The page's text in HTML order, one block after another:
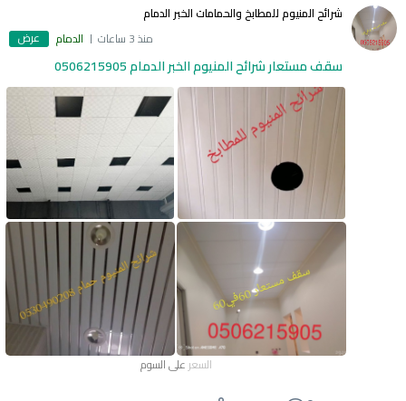
شرائح المنيوم للمطابخ والحمامات الخبر الدمام
منذ 3 ساعات
الدمام عرض
سقف مستعار شرائح المنيوم الخبر الدمام 0506215905
السعر على السوم